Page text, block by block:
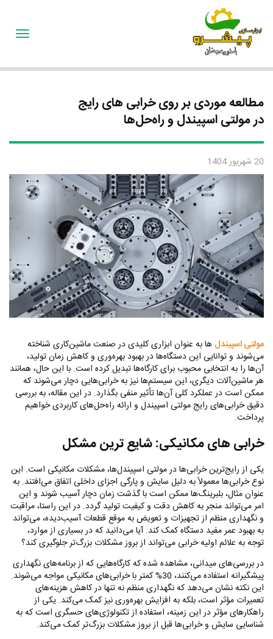
مطالعه موردی بر روی خرابی‌ های رایج
در مولتی اسپیندل و راه‌حل‌ها
20 شهریور 1404
مولتی اسپیندل ها به عنوان ابزاری کلیدی در صنعت ماشین‌کاری شناخته
می‌شوند و توانایی این دستگاه‌ها در بهبود بهره‌وری و کاهش زمان تولید،
آن‌ها را به انتخابی محبوب برای کارگاه‌ها تبدیل کرده است. با این حال، همانند
هر ماشین‌آلات دیگری، این سیستم‌ها نیز به خرابی‌هایی دچار می‌شوند که
ممکن است در عملکرد کلی آن‌ها تأثیر منفی بگذارد. در این مقاله، به بررسی
دقیق خرابی‌های رایج مولتی اسپیندل و ارائه راه‌حل‌های کاربردی خواهیم
پرداخت.
خرابی‌ های مکانیکی: شایع‌ ترین مشکل
یکی از رایج‌ترین خرابی‌ها در مولتی اسپیندل‌ها، مشکلات مکانیکی است. این
نوع خرابی‌ها معمولاً به دلیل سایش و پارگی اجزای داخلی اتفاق می‌افتند. به
عنوان مثال، بلبرینگ‌ها ممکن است با گذشت زمان دچار آسیب شوند و این
امر می‌تواند منجر به کاهش دقت و کیفیت تولید گردد. در این راستا، مراقبت
و نگهداری منظم از تجهیزات و تعویض به موقع قطعات آسیب‌دیده، می‌تواند
به بهبود عمر مفید دستگاه کمک کند. آیا می‌دانید که در بسیاری از موارد،
توجه به علائم اولیه خرابی می‌تواند از بروز مشکلات بزرگ‌تر جلوگیری کند؟
در بررسی‌های میدانی، مشاهده شده که کارگاه‌هایی که از برنامه‌های نگهداری
پیشگیرانه استفاده می‌کنند، 30% کمتر با خرابی‌های مکانیکی مواجه می‌شوند.
این نکته نشان می‌دهد که نگهداری منظم نه تنها در کاهش هزینه‌های
تعمیرات مؤثر است، بلکه به افزایش بهره‌وری نیز کمک می‌کند. یکی از
راهکارهای مؤثر در این زمینه، استفاده از تکنولوژی‌های حسگری است که به
شناسایی سایش و خرابی‌ها قبل از بروز مشکلات بزرگ‌تر کمک می‌کند.